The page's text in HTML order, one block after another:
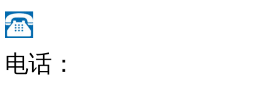
电话：